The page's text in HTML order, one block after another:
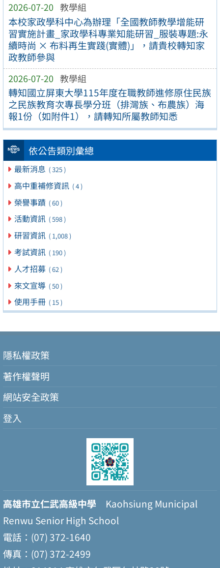
2026-07-20 教學組
本校家政學科中心為辦理「全國教師教學增能研
習實施計畫_家政學科專業知能研習_服裝專題:永
續時尚 × 布料再生實踐(實體)」，請貴校轉知家
政教師參與
2026-07-20 教學組
轉知國立屏東大學115年度在職教師進修原住民族
之民族教育次專長學分班（排灣族、布農族）海
報1份（如附件1），請轉知所屬教師知悉
依公告類別彙總
最新消息 ( 325 )
高中重補修資訊 ( 4 )
榮譽事蹟 ( 60 )
活動資訊 ( 598 )
研習資訊 ( 1,008 )
考試資訊 ( 190 )
人才招募 ( 62 )
來文宣導 ( 50 )
使用手冊 ( 15 )
隱私權政策
著作權聲明
網站安全政策
登入
高雄市立仁武高級中學 Kaohsiung Municipal
Renwu Senior High School
電話：(07) 372-1640
傳真：(07) 372-2499